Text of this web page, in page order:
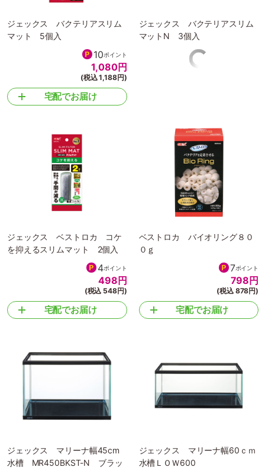
ジェックス バクテリアスリム
マット 5個入
10ポイント
1,080円
(税込 1,188円)
宅配でお届け
ジェックス バクテリアスリム
マットN 3個入
ジェックス ベストロカ コケ
を抑えるスリムマット 2個入
4ポイント
498 円
(税込 548円)
宅配でお届け
ベストロカ バイオリング８０
０ｇ
7ポイント
798 円
(税込 878円)
宅配でお届け
ジェックス マリーナ幅45cm
水槽 MR450BKST-N ブラッ
ジェックス マリーナ幅60ｃｍ
水槽ＬＯＷ600